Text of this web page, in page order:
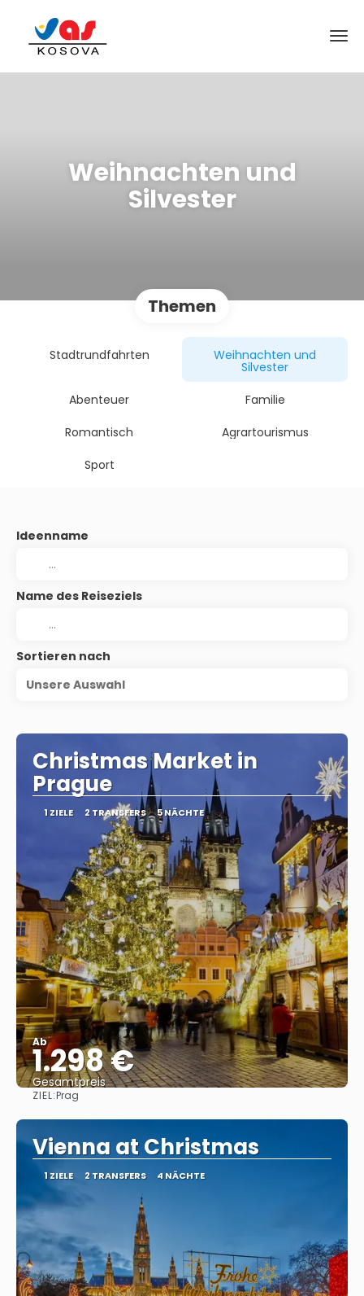
Weihnachten und
Silvester
Themen
Stadtrundfahrten Weihnachten und
Silvester
Abenteuer
Familie
Romantisch
Agrartourismus
Sport
Ideenname
Name des Reiseziels
Sortieren nach
Unsere Auswahl
Christmas Market in
Prague
1 ZIELE 2 TRANSFERS 5 NÄCHTE
Ab
1.298 €
Gesamtpreis
ZIEL:Prag
Vienna at Christmas
1 ZIELE 2 TRANSFERS 4 NÄCHTE